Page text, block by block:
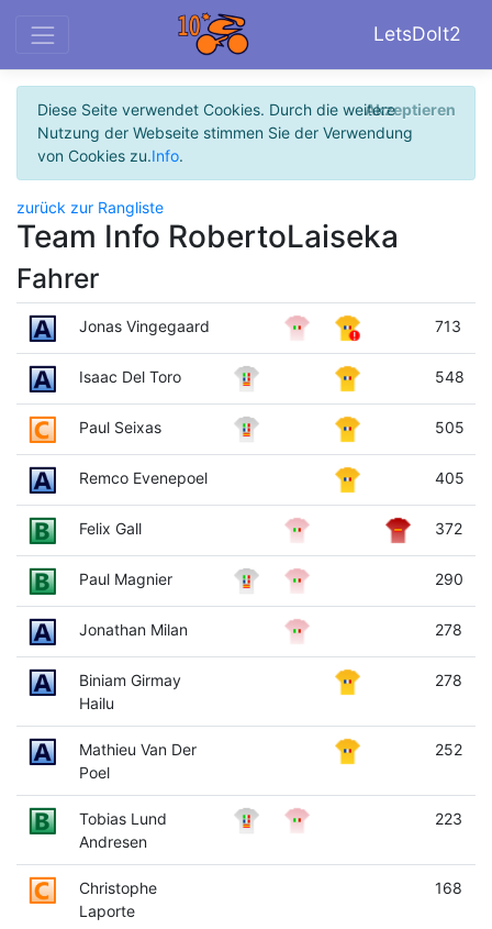
LetsDoIt2
Diese Seite verwendet Cookies. Durch die weitere
Nutzung der Webseite stimmen Sie der Verwendung
von Cookies zu.Info.
Akzeptieren
zurück zur Rangliste
Team Info RobertoLaiseka
Fahrer
Jonas Vingegaard 713
Isaac Del Toro 548
Paul Seixas 505
Remco Evenepoel 405
Felix Gall 372
Paul Magnier 290
Jonathan Milan 278
Biniam Girmay
Hailu
278
Mathieu Van Der
Poel
252
Tobias Lund
Andresen
223
Christophe
Laporte
168